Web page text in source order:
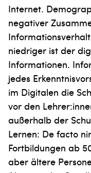
Internet.
negativer
niedriger ist der
Informationen.
jedes
im Digitalen die
vor den
außerhalb der
Lernen: De facto
Fortbildungen ab
aber ältere